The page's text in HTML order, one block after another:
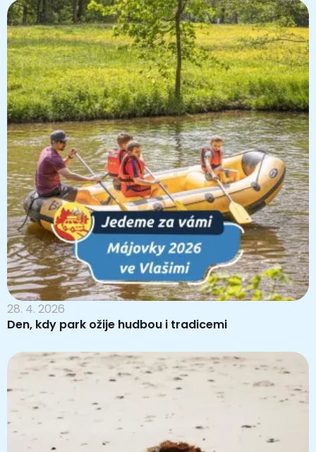
28. 4. 2026
Den, kdy park ožije hudbou i tradicemi